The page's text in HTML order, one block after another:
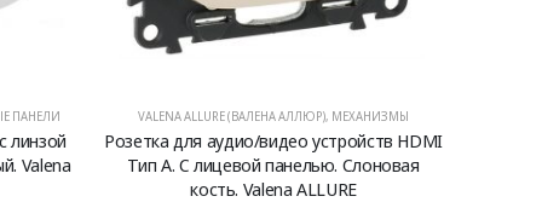
ПАНЕЛИ
линзой
Valena
VALENA ALLURE (ВАЛЕНА АЛЛЮР), МЕХАНИЗМЫ
Розетка для аудио/видео устройств HDMI
Тип А. С лицевой панелью. Слоновая
кость. Valena ALLURE